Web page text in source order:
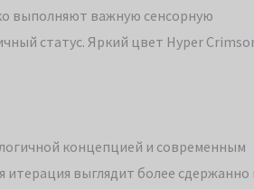
выполняют важную сенсорную
статус. Яркий цвет Hyper
концепцией и современным
итерация выглядит более сдержанно